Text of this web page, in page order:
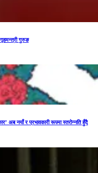
गृहमन्त्री गुरुङ
अब नयाँ र प्रभावकारी रूपमा स्तरोन्नति हुँदै